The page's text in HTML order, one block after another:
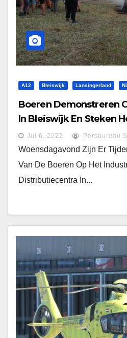
A12 Bleiswijk Lansingerland
Boeren Demonstreren
In Bleiswijk En Steken
Jul 6, 2022 Persbureau
Woensdagavond Zijn Er
Van De Boeren Op Het
Distributiecentra In...